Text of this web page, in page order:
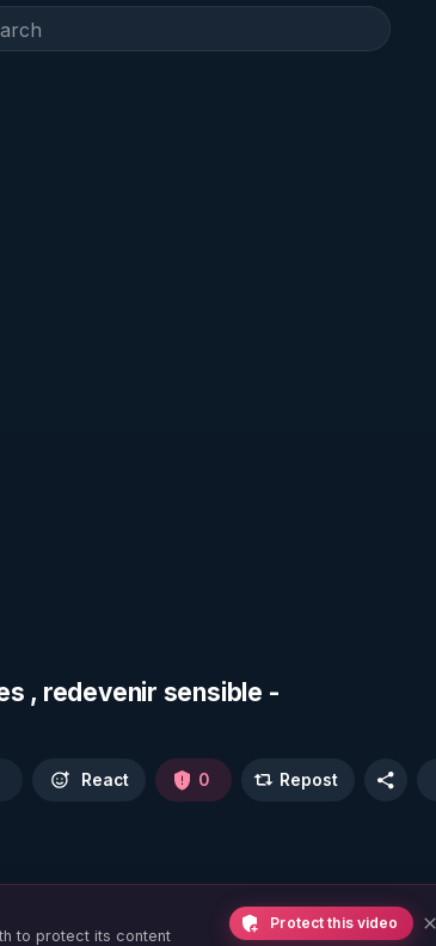
, redevenir sensible -
React 0 Repost
to protect its content
Protect this video